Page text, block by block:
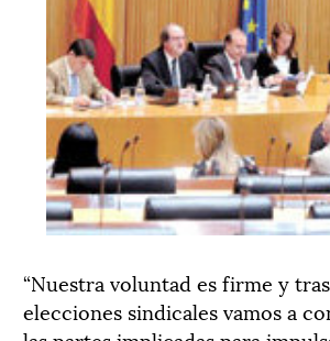
“Nuestra voluntad es firme y
elecciones sindicales vamos a